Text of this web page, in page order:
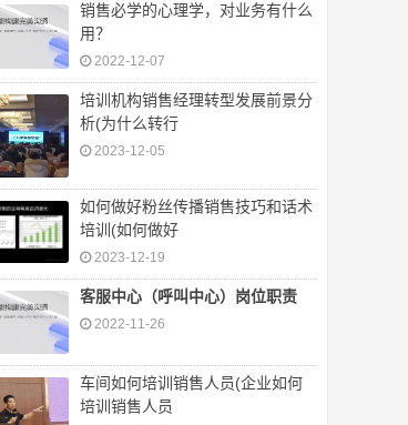
销售必学的心理学，对业务有什么
用？
2022-12-07
培训机构销售经理转型发展前景分
析(为什么转行
2023-12-05
如何做好粉丝传播销售技巧和话术
培训(如何做好
2023-12-19
客服中心（呼叫中心）岗位职责
2022-11-26
车间如何培训销售人员(企业如何
培训销售人员